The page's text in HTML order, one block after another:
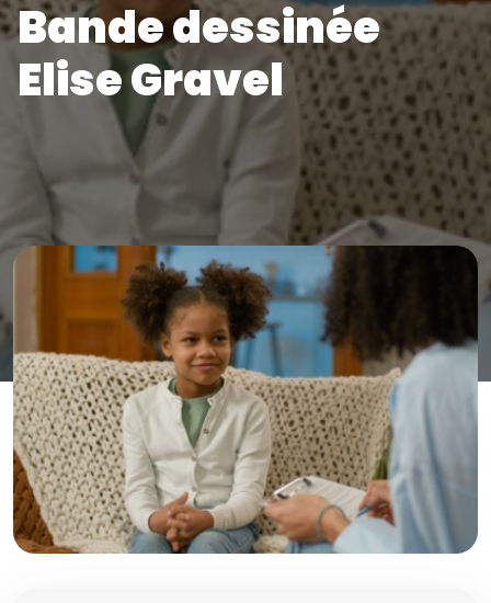
Bande dessinée
Elise Gravel